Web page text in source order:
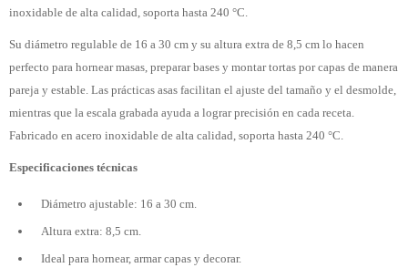
inoxidable de alta calidad, soporta hasta 240 °C.
Su diámetro regulable de 16 a 30 cm y su altura extra de 8,5 cm lo hacen
perfecto para hornear masas, preparar bases y montar tortas por capas de manera
pareja y estable. Las prácticas asas facilitan el ajuste del tamaño y el desmolde,
mientras que la escala grabada ayuda a lograr precisión en cada receta.
Fabricado en acero inoxidable de alta calidad, soporta hasta 240 °C.
Especificaciones técnicas
Diámetro ajustable: 16 a 30 cm.
Altura extra: 8,5 cm.
Ideal para hornear, armar capas y decorar.